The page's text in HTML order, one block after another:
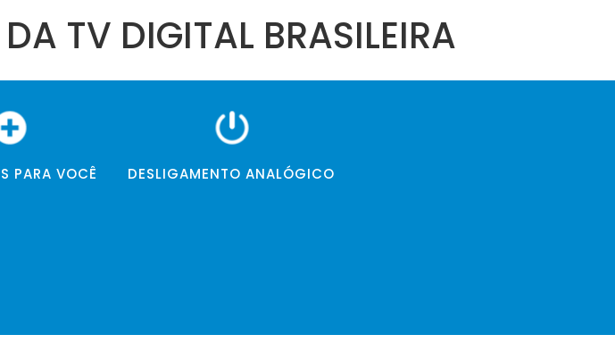
TV DIGITAL BRASILEIRA
PARA VOCÊ DESLIGAMENTO ANALÓGICO